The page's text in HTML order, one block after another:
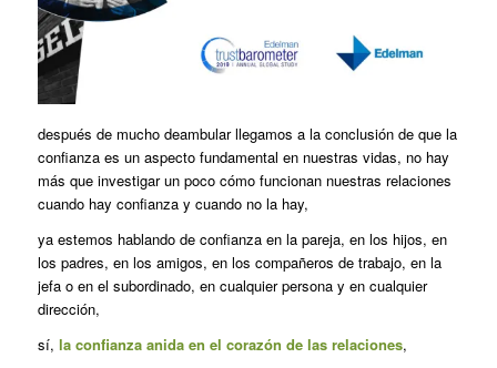
después de mucho deambular llegamos a la conclusión de que la
confianza es un aspecto fundamental en nuestras vidas, no hay
más que investigar un poco cómo funcionan nuestras relaciones
cuando hay confianza y cuando no la hay,
ya estemos hablando de confianza en la pareja, en los hijos, en
los padres, en los amigos, en los compañeros de trabajo, en la
jefa o en el subordinado, en cualquier persona y en cualquier
dirección,
sí, la confianza anida en el corazón de las relaciones,